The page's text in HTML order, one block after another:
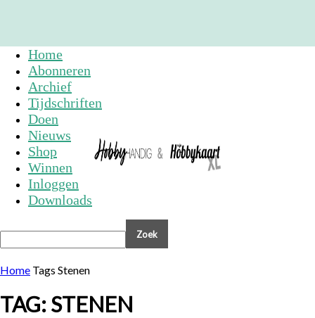
Home
Abonneren
Archief
Tijdschriften
Doen
Nieuws
Shop
Winnen
Inloggen
Downloads
Home Tags Stenen
TAG: STENEN